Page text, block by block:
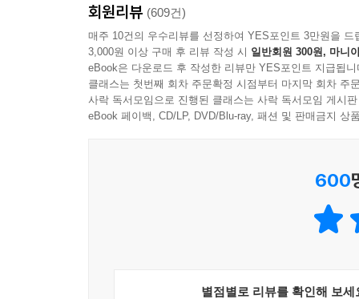
완벽함의 계층구조에 관한 관념을 유지하는 방법
아니라 시간이라고. 천천히 째깍거리며 흘러가는
--- p.204~205
자연에서 생물의 지위를 매기는 단 하나의 방법이
체 조직”의 복잡다단한 진실을 놓치는 일이다. 좋
우리가 어류에 대해 해온 일이 바로 이와 똑같다.
것들을 누릴 자격이 있어서가 아니다. 내가 얻으
“전기傳記와 과학, 철학, 자기 성찰의 감동적인 융
_조너선 밸컴 , 《물고기는 알고 있다》 저자
“눈을 뗄 수 없다. 놀랍다. 심지어 충격적이다! 이
아주 예상치 못한 방향으로 돌아서며 훨씬 더 많
“나는 이 책의 주소지에서, 역사와 생물학과
회원리뷰 (609건)
매주 10건의 우수리뷰를 선정하여 YES포인트 3만원을 드
3,000원 이상 구매 후 리뷰 작성 시 일반회원 300원, 마니
eBook은 다운로드 후 작성한 리뷰만 YES포인트 지급됩니
클래스는 첫번째 회차 주문확정 시점부터 마지막 회차 주
사락 독서모임으로 진행된 클래스는 사락 독서모임 게시
eBook 페이백, CD/LP, DVD/Blu-ray, 패션 및 판매금지 상
600
별점별로 리뷰를 확인해 보세